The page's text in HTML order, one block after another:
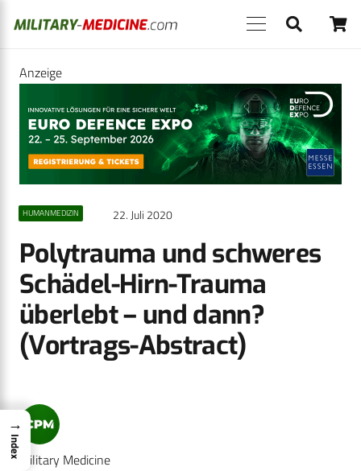
Anzeige
HUMANMEDIZIN 22. Juli 2020
Polytrauma und schweres
Schädel-Hirn-Trauma
überlebt – und dann?
(Vortrags-Abstract)
Military Medicine
→
Index